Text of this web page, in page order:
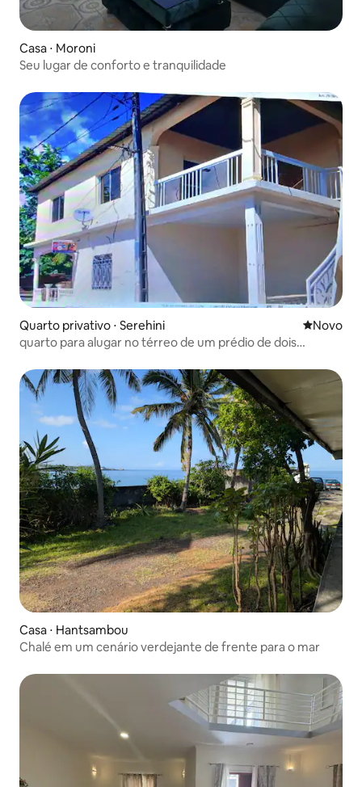
Casa ⋅ Moroni
Seu lugar de conforto e tranquilidade
Quarto privativo ⋅ Serehini Novo
Novo
quarto para alugar no térreo de um prédio de dois
Casa ⋅ Hantsambou
Chalé em um cenário verdejante de frente para o mar